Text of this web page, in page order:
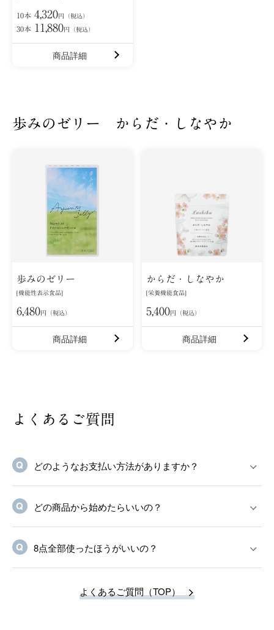
10本 4,320 円（税込）
30本 11,880 円（税込）
商品詳細
歩みのゼリー からだ・しなやか
歩みのゼリー
[機能性表示食品]
6,480 円（税込）
商品詳細
からだ・しなやか
[栄養機能食品]
5,400円（税込）
商品詳細
よくあるご質問
どのようなお支払い方法がありますか？
どの商品から始めたらいいの？
8点全部使ったほうがいいの？
よくあるご質問（TOP）